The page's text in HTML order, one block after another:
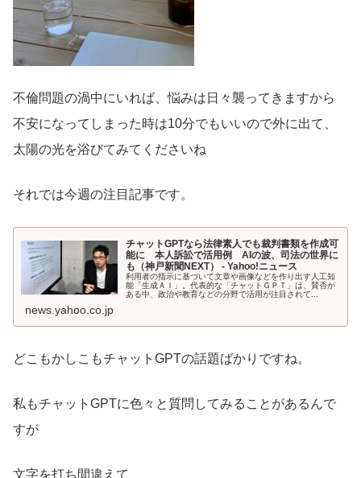
不倫問題の渦中にいれば、悩みは日々襲ってきますから
不安になってしまった時は10分でもいいので外に出て、
太陽の光を浴びてみてくださいね
それでは今週の注目記事です。
チャットGPTなら法律素人でも裁判書類を作成可
能に 本人訴訟で活用例 AIの波、司法の世界に
も（神戸新聞NEXT） - Yahoo!ニュース
利用者の指示に基づいて文章や画像などを作り出す人工知
能「生成ＡＩ」。代表的な「チャットＧＰＴ」は、賛否が
ある中、政治や教育などの分野で活用が注目されて...
news.yahoo.co.jp
どこもかしこもチャットGPTの話題ばかりですね。
私もチャットGPTに色々と質問してみることがあるんで
すが
文字を打ち間違えて